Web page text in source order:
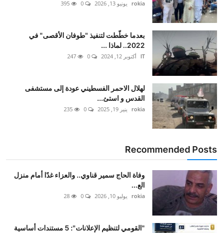
rokia يونيو 13, 2026
بعدما خطّطت لتنفيذ "طوفان الأقصى" في
2022.. لماذا ...
IT أكتوبر 12, 2024
لهلال الاحمر الفسطيني عودة إلى مستشفى
القدس و استئ...
rokia ينير 19, 2025
Recommended Posts
وفاة الحاج سمير قناوي.. والعزاء غدًا أمام منزل
الع...
rokia يوليو 10, 2026
"القومي لتنظيم الإعلانات": 5 مستندات أساسية